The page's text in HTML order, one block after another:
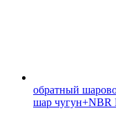
обратный
шар чугун+NBR